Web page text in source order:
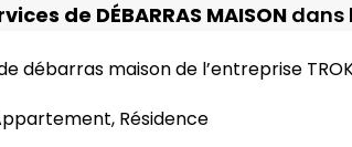
de DÉBARRAS MAISON dans
débarras maison de l’entreprise
Résidence